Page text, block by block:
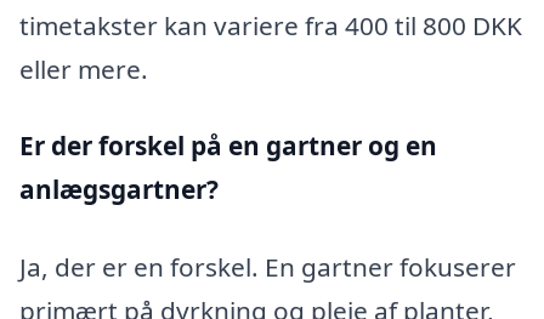
timetakster kan variere fra 400 til 800 DKK
eller mere.
Er der forskel på en gartner og en
anlægsgartner?
Ja, der er en forskel. En gartner fokuserer
primært på dyrkning og pleje af planter,